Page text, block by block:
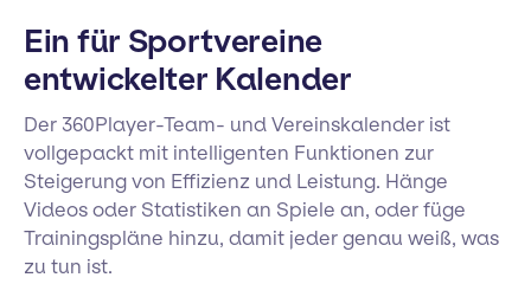
Ein für Sportvereine
entwickelter Kalender
Der 360Player-Team- und Vereinskalender ist
vollgepackt mit intelligenten Funktionen zur
Steigerung von Effizienz und Leistung. Hänge
Videos oder Statistiken an Spiele an, oder füge
Trainingspläne hinzu, damit jeder genau weiß, was
zu tun ist.